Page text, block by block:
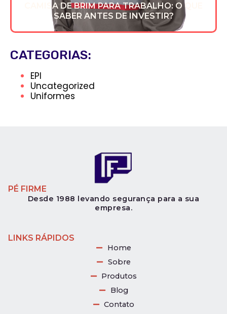
CAMISA DE BRIM PARA TRABALHO: O QUE
SABER ANTES DE INVESTIR?
CATEGORIAS:
EPI
Uncategorized
Uniformes
PÉ FIRME
Desde 1988 levando segurança para a sua
empresa.
LINKS RÁPIDOS
Home
Sobre
Produtos
Blog
Contato